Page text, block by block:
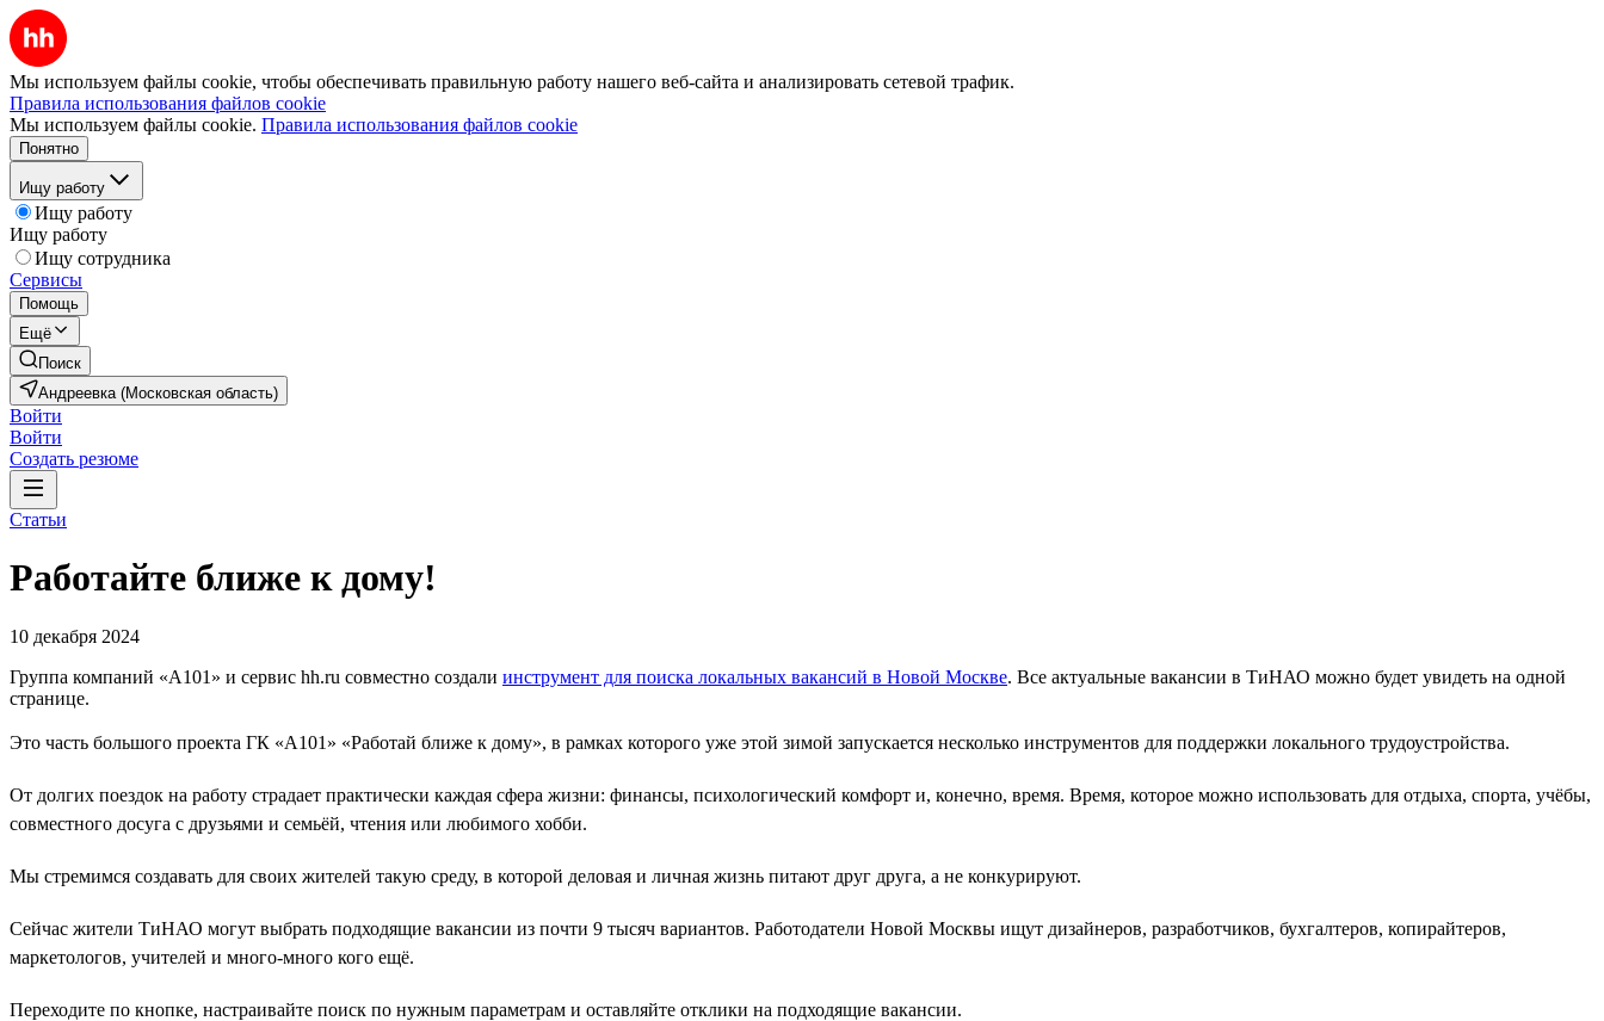
Мы используем файлы cookie, чтобы обеспечивать правильную работу нашего веб-сайта и анализировать сетевой трафик.
Правила использования файлов cookie
Мы используем файлы cookie. Правила использования файлов cookie
Понятно
Ищу работу
Ищу работу
Ищу работу
Ищу сотрудника
Сервисы
Помощь
Ещё
Поиск
Андреевка (Московская область)
Войти
Войти
Создать резюме
Статьи
Работайте ближе к дому!
10 декабря 2024
Группа компаний «А101» и сервис hh.ru совместно создали инструмент для поиска локальных вакансий в Новой Москве. Все актуальные вакансии в ТиНАО можно будет увидеть на одной
странице.
Это часть большого проекта ГК «А101» «Работай ближе к дому», в рамках которого уже этой зимой запускается несколько инструментов для поддержки локального трудоустройства.
От долгих поездок на работу страдает практически каждая сфера жизни: финансы, психологический комфорт и, конечно, время. Время, которое можно использовать для отдыха, спорта, учёбы,
совместного досуга с друзьями и семьёй, чтения или любимого хобби.
Мы стремимся создавать для своих жителей такую среду, в которой деловая и личная жизнь питают друг друга, а не конкурируют.
Сейчас жители ТиНАО могут выбрать подходящие вакансии из почти 9 тысяч вариантов. Работодатели Новой Москвы ищут дизайнеров, разработчиков, бухгалтеров, копирайтеров,
маркетологов, учителей и много-много кого ещё.
Переходите по кнопке, настраивайте поиск по нужным параметрам и оставляйте отклики на подходящие вакансии.